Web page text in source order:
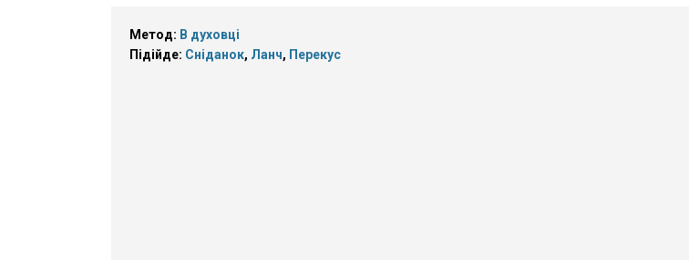
Метод: В духовці
Підійде: Сніданок, Ланч, Перекус